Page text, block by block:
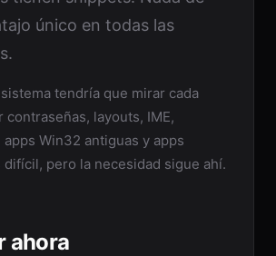
único en todas las
tendría que mirar cada
contraseñas, layouts, IME,
Win32 antiguas y apps
difícil, pero la necesidad sigue ahí.
ahora